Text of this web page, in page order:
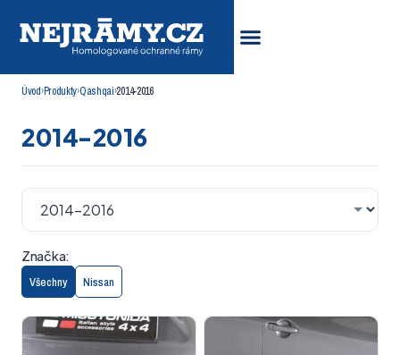
Úvod›Produkty›Qashqai›2014-2016
2014-2016
Značka:
Všechny Nissan